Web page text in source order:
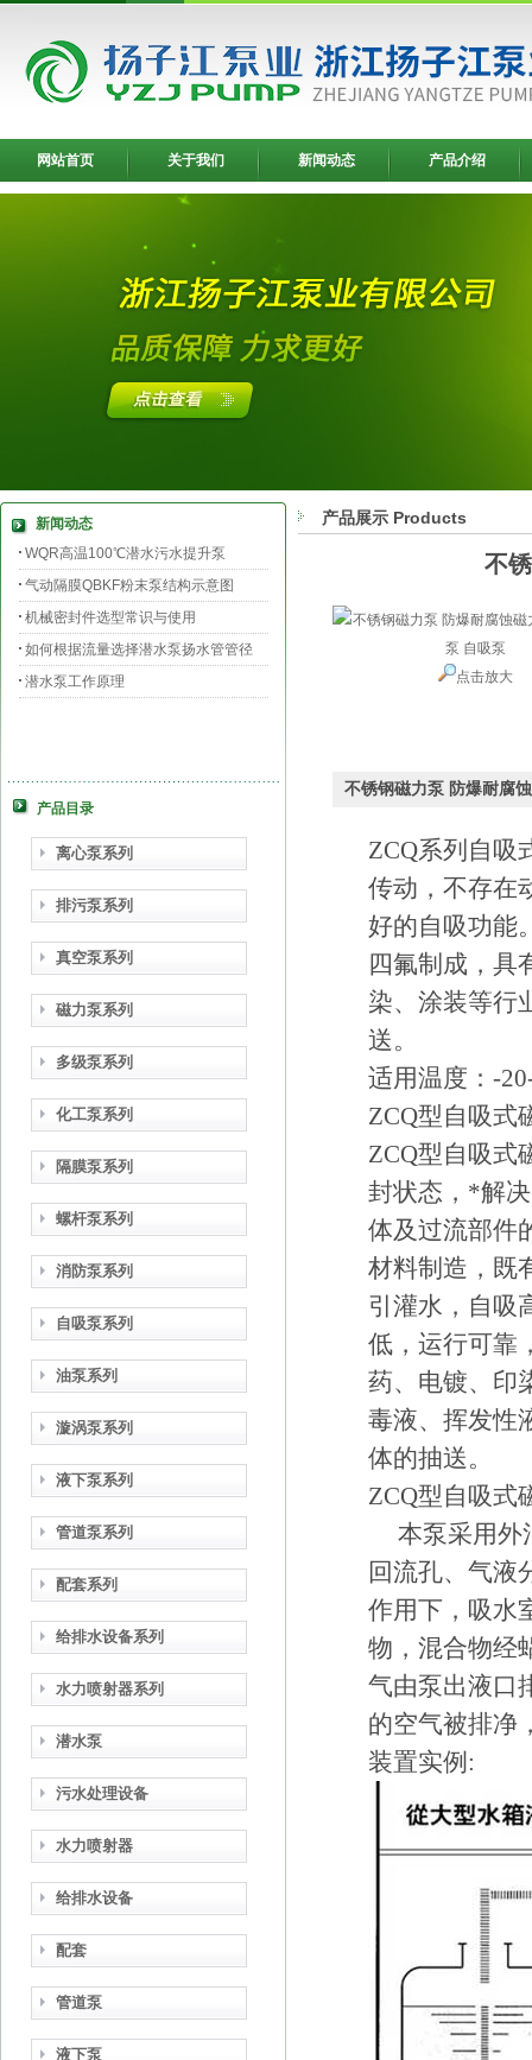
网站首页 关于我们 新闻动态 产品介绍
新闻动态
WQR高温100℃潜水污水提升泵
气动隔膜QBKF粉末泵结构示意图
机械密封件选型常识与使用
如何根据流量选择潜水泵扬水管管径
潜水泵工作原理
产品目录
离心泵系列
排污泵系列
真空泵系列
磁力泵系列
多级泵系列
化工泵系列
隔膜泵系列
螺杆泵系列
消防泵系列
自吸泵系列
油泵系列
漩涡泵系列
液下泵系列
管道泵系列
配套系列
给排水设备系列
水力喷射器系列
潜水泵
污水处理设备
水力喷射器
给排水设备
配套
管道泵
液下泵
产品展示 Products
不
点击放大
不锈钢磁力泵 防爆耐腐
ZCQ系列自吸
传动，不存在
好的自吸功能
四氟制成，具
染、涂装等行
送。
适用温度：-
ZCQ型自吸式
ZCQ型自吸式
封状态，*解
体及过流部件
材料制造，既
引灌水，自吸
低，运行可靠
药、电镀、印
毒液、挥发性
体的抽送。
ZCQ型自吸式
本泵采用外
回流孔、气液
作用下，吸水
物，混合物经
气由泵出液口
的空气被排净
装置实例: